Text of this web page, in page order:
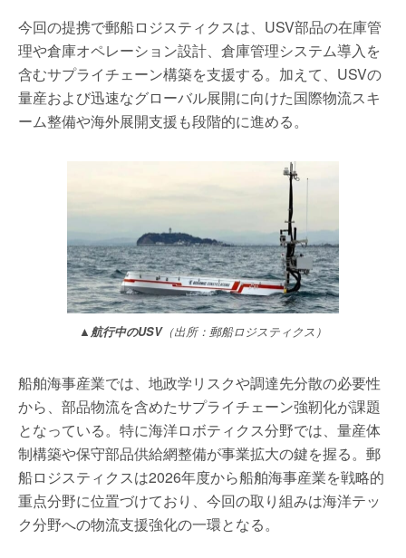
今回の提携で郵船ロジスティクスは、USV部品の在庫管
理や倉庫オペレーション設計、倉庫管理システム導入を
含むサプライチェーン構築を支援する。加えて、USVの
量産および迅速なグローバル展開に向けた国際物流スキ
ーム整備や海外展開支援も段階的に進める。
▲航行中のUSV（出所：郵船ロジスティクス）
船舶海事産業では、地政学リスクや調達先分散の必要性
から、部品物流を含めたサプライチェーン強靭化が課題
となっている。特に海洋ロボティクス分野では、量産体
制構築や保守部品供給網整備が事業拡大の鍵を握る。郵
船ロジスティクスは2026年度から船舶海事産業を戦略的
重点分野に位置づけており、今回の取り組みは海洋テッ
ク分野への物流支援強化の一環となる。